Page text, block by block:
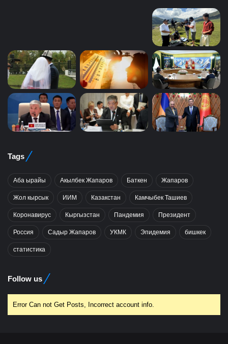
Tags
Аба ырайы Акылбек Жапаров Баткен Жапаров
Жол кырсык ИИМ Казакстан Камчыбек Ташиев
Коронавирус Кыргызстан Пандемия Президент
Россия Садыр Жапаров УКМК Эпидемия бишкек
статистика
Follow us
Error Can not Get Posts, Incorrect account info.